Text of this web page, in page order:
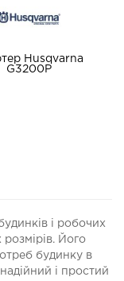
Husqvarna
G3200P
і робочих
Його
будинку в
і простий